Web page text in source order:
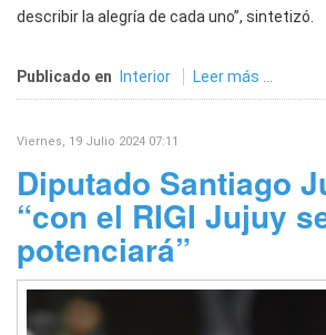
describir la alegría de cada uno”, sintetizó.
Publicado en Interior Leer más ...
Viernes, 19 Julio 2024 07:11
Diputado Santiago
“con el RIGI Jujuy
potenciará”